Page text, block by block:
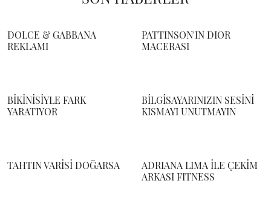
DOLCE & GABBANA
REKLAMI
PATTINSON'IN DIOR
MACERASI
BİKİNİSİYLE FARK
YARATIYOR
BİLGİSAYARINIZIN SESİNİ
KISMAYI UNUTMAYIN
TAHTIN VARİSİ DOĞARSA
ADRIANA LIMA İLE ÇEKİM
ARKASI FITNESS